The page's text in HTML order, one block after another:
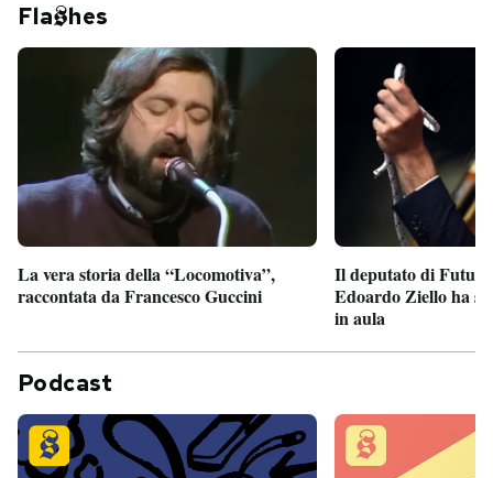
Fla hes
La vera storia della “Locomotiva”,
raccontata da Francesco Guccini
Il deputato di
Edoardo Ziello ha
in aula
Podcast